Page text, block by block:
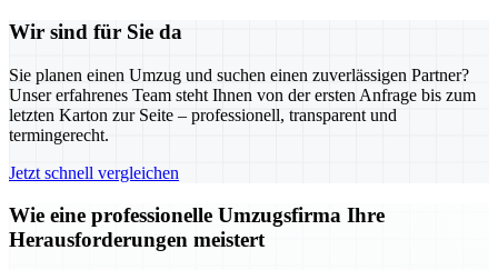
Wir sind für Sie da
Sie planen einen Umzug und suchen einen zuverlässigen Partner?
Unser erfahrenes Team steht Ihnen von der ersten Anfrage bis zum
letzten Karton zur Seite – professionell, transparent und
termingerecht.
Jetzt schnell vergleichen
Wie eine professionelle Umzugsfirma Ihre
Herausforderungen meistert